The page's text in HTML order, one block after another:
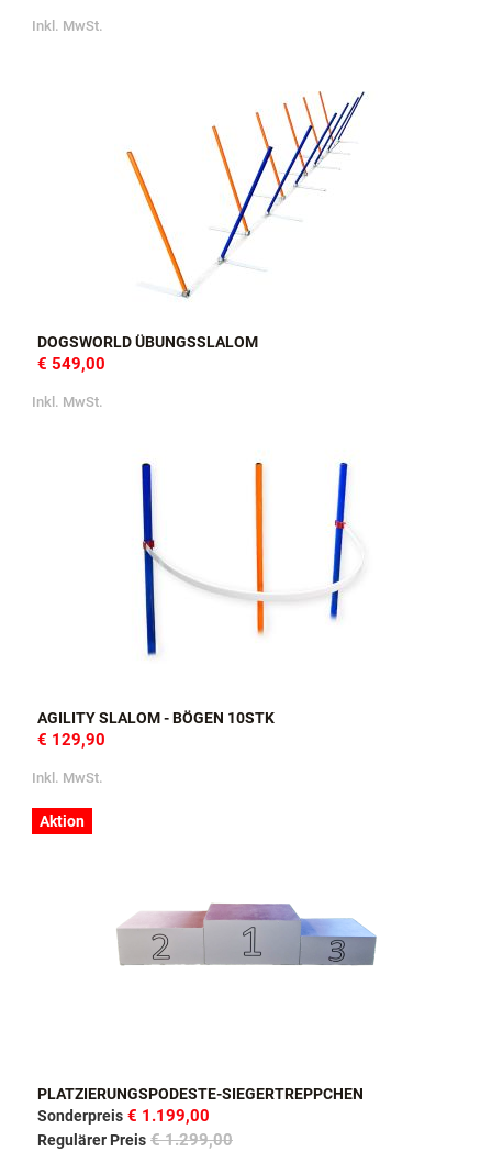
Inkl. MwSt.
DOGSWORLD ÜBUNGSSLALOM
€ 549,00
Inkl. MwSt.
AGILITY SLALOM - BÖGEN 10STK
€ 129,90
Inkl. MwSt.
Aktion
PLATZIERUNGSPODESTE-SIEGERTREPPCHEN
Sonderpreis € 1.199,00
Regulärer Preis € 1.299,00